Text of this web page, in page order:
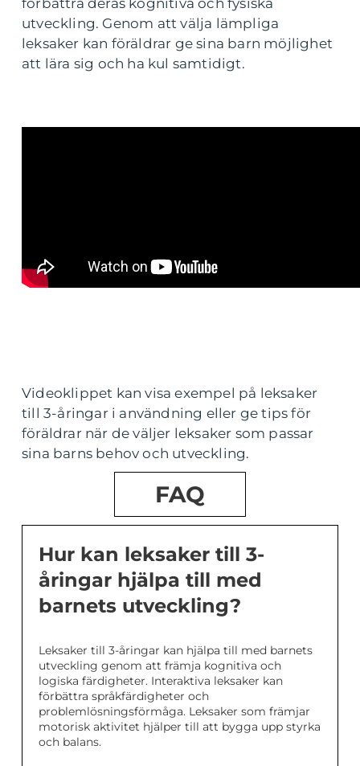
förbättra deras kognitiva och fysiska
utveckling. Genom att välja lämpliga
leksaker kan föräldrar ge sina barn möjlighet
att lära sig och ha kul samtidigt.
Videoklippet kan visa exempel på leksaker
till 3-åringar i användning eller ge tips för
föräldrar när de väljer leksaker som passar
sina barns behov och utveckling.
FAQ
Hur kan leksaker till 3-
åringar hjälpa till med
barnets utveckling?
Leksaker till 3-åringar kan hjälpa till med barnets
utveckling genom att främja kognitiva och
logiska färdigheter. Interaktiva leksaker kan
förbättra språkfärdigheter och
problemlösningsförmåga. Leksaker som främjar
motorisk aktivitet hjälper till att bygga upp styrka
och balans.